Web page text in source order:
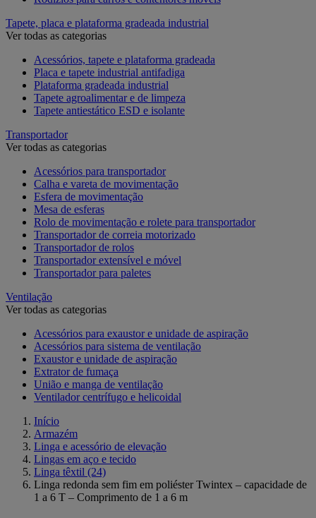
Tapete, placa e plataforma gradeada industrial
Ver todas as categorias
Acessórios, tapete e plataforma gradeada
Placa e tapete industrial antifadiga
Plataforma gradeada industrial
Tapete agroalimentar e de limpeza
Tapete antiestático ESD e isolante
Transportador
Ver todas as categorias
Acessórios para transportador
Calha e vareta de movimentação
Esfera de movimentação
Mesa de esferas
Rolo de movimentação e rolete para transportador
Transportador de correia motorizado
Transportador de rolos
Transportador extensível e móvel
Transportador para paletes
Ventilação
Ver todas as categorias
Acessórios para exaustor e unidade de aspiração
Acessórios para sistema de ventilação
Exaustor e unidade de aspiração
Extrator de fumaça
União e manga de ventilação
Ventilador centrífugo e helicoidal
Início
Armazém
Linga e acessório de elevação
Lingas em aço e tecido
Linga têxtil (24)
Linga redonda sem fim em poliéster Twintex – capacidade de
1 a 6 T – Comprimento de 1 a 6 m